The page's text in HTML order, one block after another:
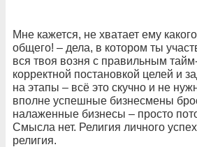
Мне кажется, не хватает ему
общего! – дела, в котором ты
вся твоя возня с правильным
корректной постановкой целей и
на этапы – всё это скучно и не
вполне успешные бизнесмены
налаженные бизнесы – просто
Смысла нет. Религия личного
религия.